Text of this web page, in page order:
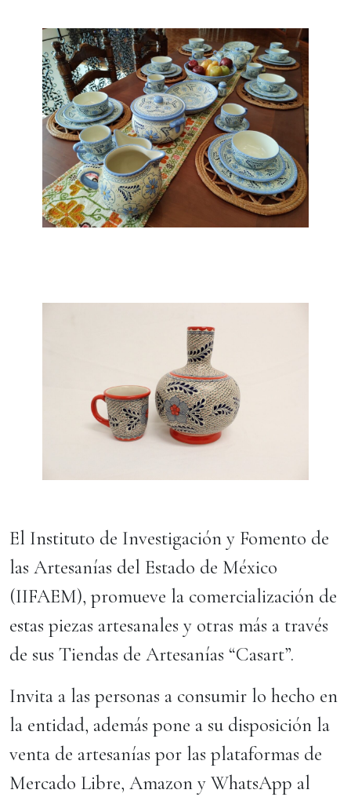
El Instituto de Investigación y Fomento de
las Artesanías del Estado de México
(IIFAEM), promueve la comercialización de
estas piezas artesanales y otras más a través
de sus Tiendas de Artesanías “Casart”.
Invita a las personas a consumir lo hecho en
la entidad, además pone a su disposición la
venta de artesanías por las plataformas de
Mercado Libre, Amazon y WhatsApp al